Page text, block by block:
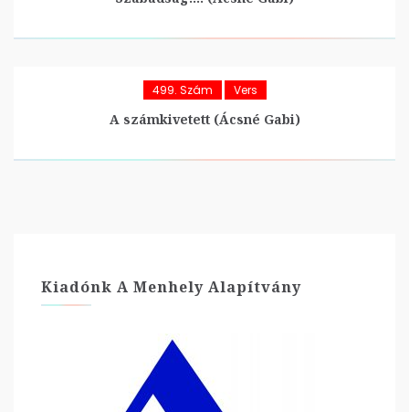
499. Szám Vers
A számkivetett (Ácsné Gabi)
Kiadónk A Menhely Alapítvány